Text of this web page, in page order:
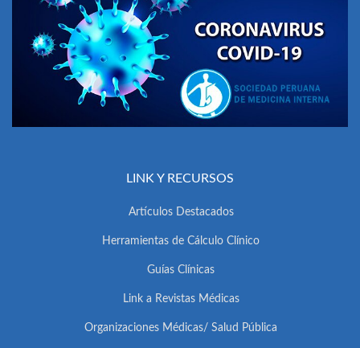
LINK Y RECURSOS
Artículos Destacados
Herramientas de Cálculo Clínico
Guías Clínicas
Link a Revistas Médicas
Organizaciones Médicas/ Salud Pública